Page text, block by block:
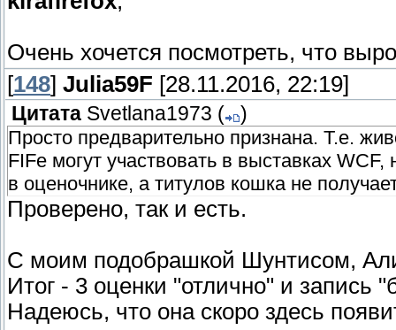
Очень хочется посмотреть, что
[148] Julia59F [28.11.2016, 22:19]
Цитата Svetlana1973 (
)
Просто предварительно признана. Т.е.
FIFe могут участвовать в выставках
в оценочнике, а титулов кошка не
Проверено, так и есть.
С моим подобрашкой Шунтисом,
Итог - 3 оценки "отлично" и запись
Надеюсь, что она скоро здесь